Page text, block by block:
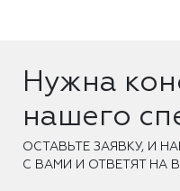
Нужна
нашего
ОCТАВЬТЕ ЗАЯВКУ, И
С ВАМИ И ОТВЕТЯТ НА